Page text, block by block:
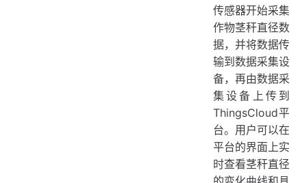
传感器开始采集
作物茎秆直径数
据，并将数据传
输到数据采集设
备，再由数据采
集设备上传到
ThingsCloud平
台。用户可以在
平台的界面上实
时查看茎秆直径